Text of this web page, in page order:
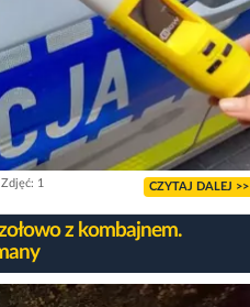
Zdjęć: 1 CZYTAJ DALEJ >>
z kombajnem.